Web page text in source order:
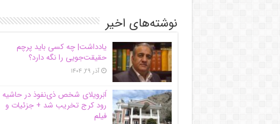
نوشته‌های اخیر
یادداشت| ‌چه کسی باید پرچم
حقیقت‌جویی را نگه دارد؟
آذر ۲۹, ۱۴۰۴
اَبَر‌ویلای شخص ذی‌نفوذ در حاشیه‌
رود کرج تخریب شد + جزئیات و
فیلم